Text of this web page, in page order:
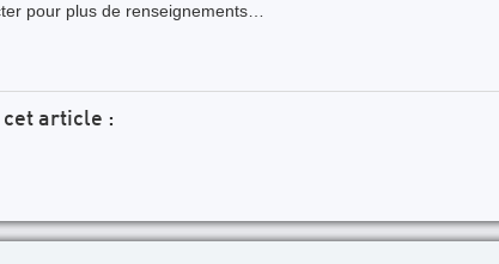
pour plus de renseignements…
cet article :